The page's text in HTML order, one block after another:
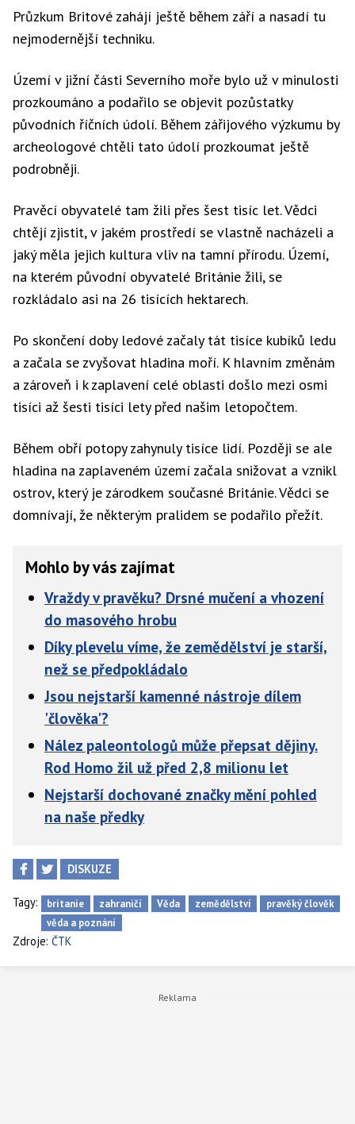
Průzkum Britové zahájí ještě během září a nasadí tu
nejmodernější techniku.
Území v jižní části Severního moře bylo už v minulosti
prozkoumáno a podařilo se objevit pozůstatky
původních říčních údolí. Během zářijového výzkumu by
archeologové chtěli tato údolí prozkoumat ještě
podrobněji.
Pravěcí obyvatelé tam žili přes šest tisíc let. Vědci
chtějí zjistit, v jakém prostředí se vlastně nacházeli a
jaký měla jejich kultura vliv na tamní přírodu. Území,
na kterém původní obyvatelé Británie žili, se
rozkládalo asi na 26 tisících hektarech.
Po skončení doby ledové začaly tát tisíce kubíků ledu
a začala se zvyšovat hladina moří. K hlavním změnám
a zároveň i k zaplavení celé oblasti došlo mezi osmi
tisíci až šesti tisíci lety před našim letopočtem.
Během obří potopy zahynuly tisíce lidí. Později se ale
hladina na zaplaveném území začala snižovat a vznikl
ostrov, který je zárodkem současné Británie. Vědci se
domnívají, že některým pralidem se podařilo přežít.
Mohlo by vás zajímat
Vraždy v pravěku? Drsné mučení a vhození
do masového hrobu
Díky plevelu víme, že zemědělství je starší,
než se předpokládalo
Jsou nejstarší kamenné nástroje dílem
'člověka'?
Nález paleontologů může přepsat dějiny.
Rod Homo žil už před 2,8 milionu let
Nejstarší dochované značky mění pohled
na naše předky
DISKUZE
Tagy: britanie zahraničí Věda zemědělství
pravěký člověk
věda a poznání
Zdroje: ČTK